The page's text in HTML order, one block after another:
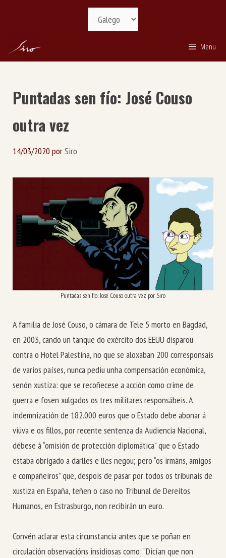
Menu
Puntadas sen fío: José Couso
outra vez
14/03/2020 porSiro
Puntadas sen fío: José Couso outra vez por Siro
A familia de José Couso, o cámara de Tele 5 morto en Bagdad,
en 2003, cando un tanque do exército dos EEUU disparou
contra o Hotel Palestina, no que se aloxaban 200 corresponsais
de varios países, nunca pediu unha compensación económica,
senón xustiza: que se recoñecese a acción como crime de
guerra e fosen xulgados os tres militares responsábeis. A
indemnización de 182.000 euros que o Estado debe abonar á
viúva e os fillos, por recente sentenza da Audiencia Nacional,
débese á “omisión de protección diplomática” que o Estado
estaba obrigado a darlles e lles negou; pero “os irmáns, amigos
e compañeiros” que, despois de pasar por todos os tribunais de
xustiza en España, teñen o caso no Tribunal de Dereitos
Humanos, en Estrasburgo, non recibirán un euro.
Convén aclarar esta circunstancia antes que se poñan en
circulación observacións insidiosas como: “Dicían que non